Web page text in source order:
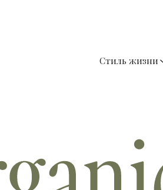
Стиль жизни